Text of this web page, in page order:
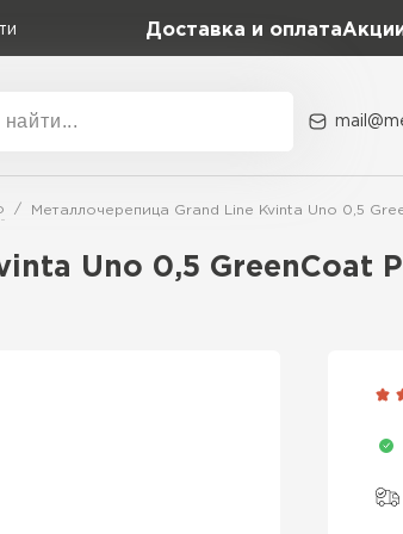
Доставка и оплата
Коллекция
Classic Grand Line
Металлочерепица Grand Line Kvinta Uno 0,5
Uno 0,5 GreenCoat